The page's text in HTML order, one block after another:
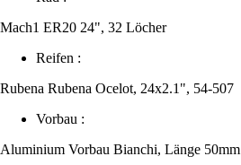
Mach1 ER20 24", 32 Löcher
Reifen :
Rubena Rubena Ocelot, 24x2.1", 54-507
Vorbau :
Aluminium Vorbau Bianchi, Länge 50mm